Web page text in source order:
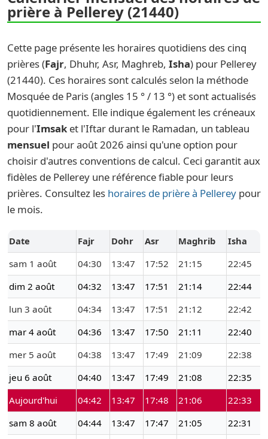
prière à Pellerey (21440)
Cette page présente les horaires quotidiens des cinq
prières (Fajr, Dhuhr, Asr, Maghreb, Isha) pour Pellerey
(21440). Ces horaires sont calculés selon la méthode
Mosquée de Paris (angles 15 ° / 13 °) et sont actualisés
quotidiennement. Elle indique également les créneaux
pour l'Imsak et l'Iftar durant le Ramadan, un tableau
mensuel pour août 2026 ainsi qu'une option pour
choisir d'autres conventions de calcul. Ceci garantit aux
fidèles de Pellerey une référence fiable pour leurs
prières. Consultez les horaires de prière à Pellerey pour
le mois.
Date Fajr Dohr Asr Maghrib
Isha
sam 1 août
04:30 13:47 17:52 21:15
22:45
dim 2 août
04:32 13:47 17:51 21:14
22:44
lun 3 août
04:34 13:47 17:51 21:12
22:42
mar 4 août
04:36 13:47 17:50 21:11
22:40
mer 5 août
04:38 13:47 17:49 21:09
22:38
jeu 6 août
04:40 13:47 17:49 21:08
22:35
Aujourd'hui
04:42 13:47 17:48 21:06
22:33
sam 8 août
04:44 13:47 17:47 21:05
22:31